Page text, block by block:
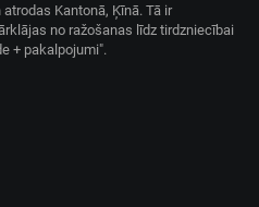
Kantonā, Ķīnā. Tā ir
no ražošanas līdz tirdzniecībai
+ pakalpojumi".